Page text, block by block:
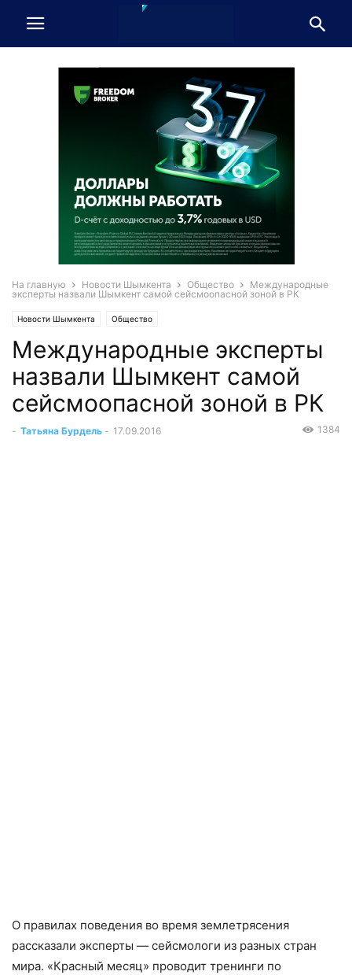
На главную Новости Шымкента Общество
Международные
эксперты назвали Шымкент самой сейсмоопасной зоной в РК
Новости Шымкента Общество
Международные эксперты
назвали Шымкент самой
сейсмоопасной зоной в РК
- Татьяна Бурдель - 17.09.2016 1384
О правилах поведения во время землетрясения
рассказали эксперты — сейсмологи из разных стран
мира. «Красный месяц» проводит тренинги по